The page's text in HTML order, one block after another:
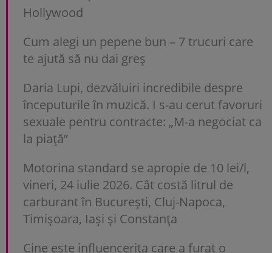
Hollywood
Cum alegi un pepene bun – 7 trucuri care
te ajută să nu dai greș
Daria Lupi, dezvăluiri incredibile despre
începuturile în muzică. I s-au cerut favoruri
sexuale pentru contracte: „M-a negociat ca
la piață”
Motorina standard se apropie de 10 lei/l,
vineri, 24 iulie 2026. Cât costă litrul de
carburant în București, Cluj-Napoca,
Timișoara, Iași și Constanța
Cine este influencerița care a furat o